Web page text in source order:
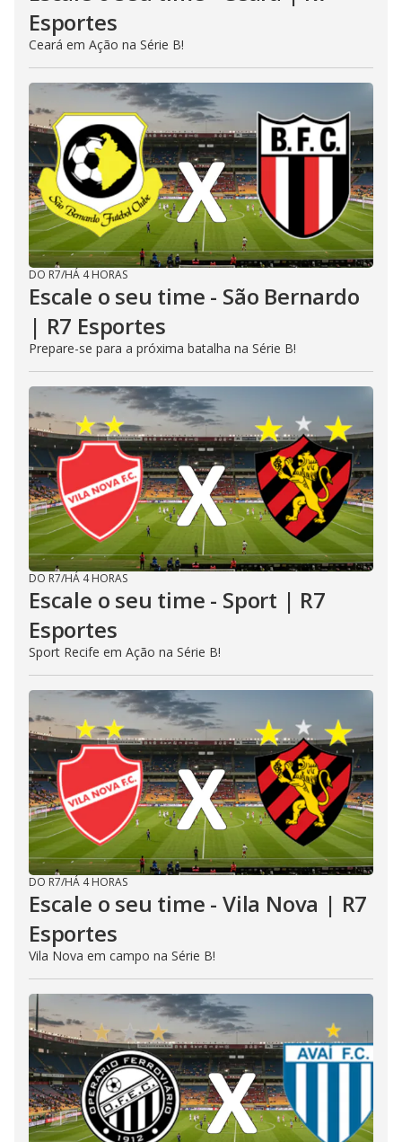
Esportes
Ceará em Ação na Série B!
DO R7/HÁ 4 HORAS
Escale o seu time - São Bernardo
| R7 Esportes
Prepare-se para a próxima batalha na Série B!
DO R7/HÁ 4 HORAS
Escale o seu time - Sport | R7
Esportes
Sport Recife em Ação na Série B!
DO R7/HÁ 4 HORAS
Escale o seu time - Vila Nova | R7
Esportes
Vila Nova em campo na Série B!